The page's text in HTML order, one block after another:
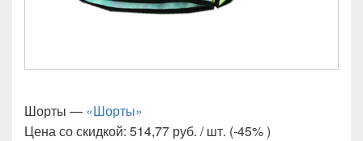
Шорты — «Шорты»
Цена со скидкой: 514,77 руб. / шт. (-45% )